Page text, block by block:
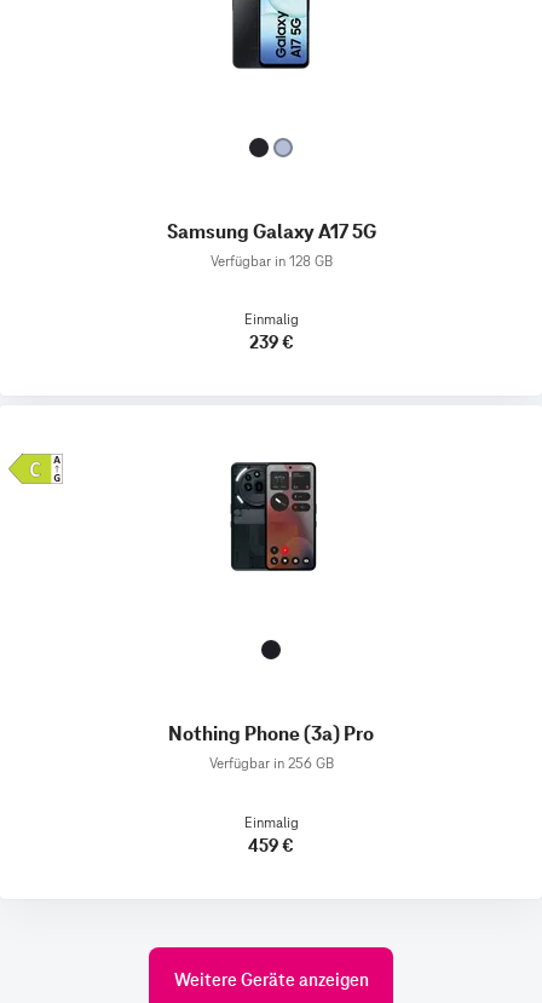
Samsung Galaxy A17 5G
Verfügbar in 128 GB
Einmalig
239 €
Nothing Phone (3a) Pro
Verfügbar in 256 GB
Einmalig
459 €
Weitere Geräte anzeigen